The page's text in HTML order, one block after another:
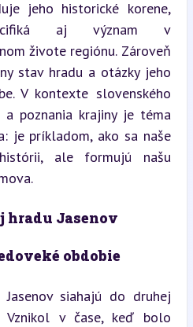
jeho historické korene,
aj význam v
živote regiónu. Zároveň
stav hradu a otázky jeho
V kontexte slovenského
a poznania krajiny je téma
je príkladom, ako sa naše
ale formujú našu
Jasenov
obdobie
siahajú do druhej
Vznikol v čase, keď bolo